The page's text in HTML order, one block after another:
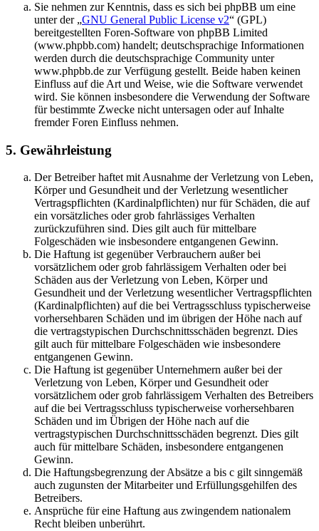
Sie nehmen zur Kenntnis, dass es sich bei phpBB um eine
unter der „GNU General Public License v2“ (GPL)
bereitgestellten Foren-Software von phpBB Limited
(www.phpbb.com) handelt; deutschsprachige Informationen
werden durch die deutschsprachige Community unter
www.phpbb.de zur Verfügung gestellt. Beide haben keinen
Einfluss auf die Art und Weise, wie die Software verwendet
wird. Sie können insbesondere die Verwendung der Software
für bestimmte Zwecke nicht untersagen oder auf Inhalte
fremder Foren Einfluss nehmen.
5. Gewährleistung
Der Betreiber haftet mit Ausnahme der Verletzung von Leben,
Körper und Gesundheit und der Verletzung wesentlicher
Vertragspflichten (Kardinalpflichten) nur für Schäden, die auf
ein vorsätzliches oder grob fahrlässiges Verhalten
zurückzuführen sind. Dies gilt auch für mittelbare
Folgeschäden wie insbesondere entgangenen Gewinn.
Die Haftung ist gegenüber Verbrauchern außer bei
vorsätzlichem oder grob fahrlässigem Verhalten oder bei
Schäden aus der Verletzung von Leben, Körper und
Gesundheit und der Verletzung wesentlicher Vertragspflichten
(Kardinalpflichten) auf die bei Vertragsschluss typischerweise
vorhersehbaren Schäden und im übrigen der Höhe nach auf
die vertragstypischen Durchschnittsschäden begrenzt. Dies
gilt auch für mittelbare Folgeschäden wie insbesondere
entgangenen Gewinn.
Die Haftung ist gegenüber Unternehmern außer bei der
Verletzung von Leben, Körper und Gesundheit oder
vorsätzlichem oder grob fahrlässigem Verhalten des Betreibers
auf die bei Vertragsschluss typischerweise vorhersehbaren
Schäden und im Übrigen der Höhe nach auf die
vertragstypischen Durchschnittsschäden begrenzt. Dies gilt
auch für mittelbare Schäden, insbesondere entgangenen
Gewinn.
Die Haftungsbegrenzung der Absätze a bis c gilt sinngemäß
auch zugunsten der Mitarbeiter und Erfüllungsgehilfen des
Betreibers.
Ansprüche für eine Haftung aus zwingendem nationalem
Recht bleiben unberührt.